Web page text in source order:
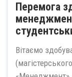
Перемога
Вітаємо